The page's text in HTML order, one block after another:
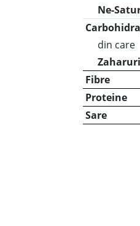
Ne-
din care
Zaharuri
Fibre
Proteine
Sare